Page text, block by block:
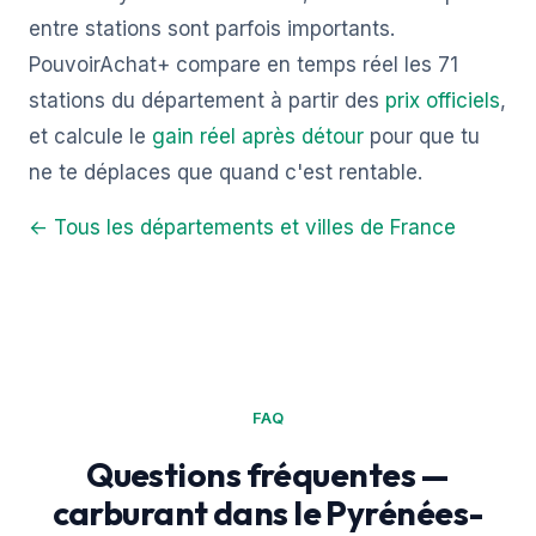
entre stations sont parfois importants.
PouvoirAchat+ compare en temps réel les 71
stations du département à partir des prix officiels,
et calcule le gain réel après détour pour que tu
ne te déplaces que quand c'est rentable.
← Tous les départements et villes de France
FAQ
Questions fréquentes —
carburant dans le Pyrénées-